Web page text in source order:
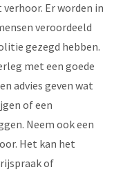
Er worden in
veroordeeld
gezegd hebben.
met een goede
advies geven wat
of een
Neem ook een
Het kan het
of